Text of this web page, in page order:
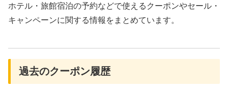
ホテル・旅館宿泊の予約などで使えるクーポンやセール・
キャンペーンに関する情報をまとめています。
過去のクーポン履歴